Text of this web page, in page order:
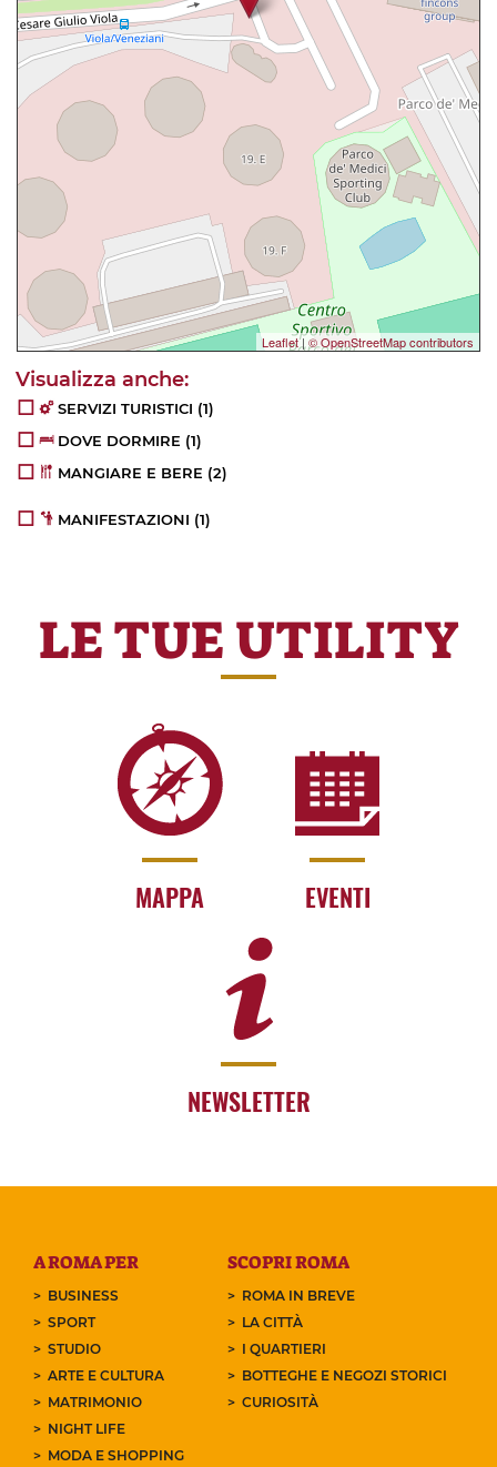
Leaflet|© OpenStreetMap contributors
SERVIZI TURISTICI (1)
DOVE DORMIRE (1)
MANGIARE E BERE (2)
MANIFESTAZIONI (1)
LE TUE UTILITY
MAPPA EVENTI
NEWSLETTER
A ROMA PER
BUSINESS
SPORT
STUDIO
ARTE E CULTURA
MATRIMONIO
NIGHT LIFE
MODA E SHOPPING
SCOPRI ROMA
ROMA IN BREVE
LA CITTÀ
I QUARTIERI
BOTTEGHE E NEGOZI STORICI
CURIOSITÀ